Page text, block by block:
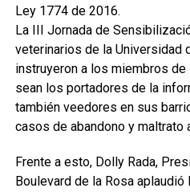
Ley 1774 de 2016.
La III Jornada de
veterinarios de la Universidad
instruyeron a los miembros
sean los portadores de la
también veedores en sus
casos de abandono y maltrato
Frente a esto, Dolly Rada,
Boulevard de la Rosa